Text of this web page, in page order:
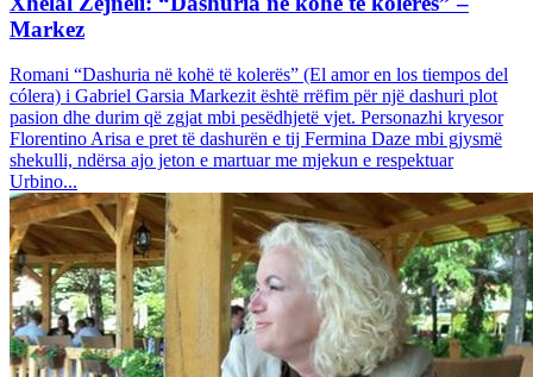
Markez
Romani “Dashuria në kohë të kolerës” (El amor en los tiempos del
cólera) i Gabriel Garsia Markezit është rrëfim për një dashuri plot
pasion dhe durim që zgjat mbi pesëdhjetë vjet. Personazhi kryesor
Florentino Arisa e pret të dashurën e tij Fermina Daze mbi gjysmë
shekulli, ndërsa ajo jeton e martuar me mjekun e respektuar
Urbino...